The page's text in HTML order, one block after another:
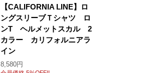
【CALIFORNIA LINE】ロ
ングスリーブＴシャツ ロ
ンT ヘルメットスカル 2
カラー カリフォルニアラ
イン
8,580円